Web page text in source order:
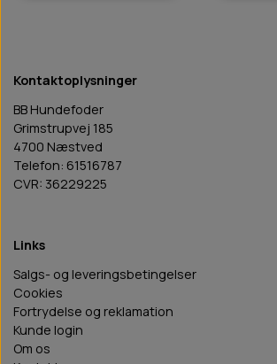
Kontaktoplysninger
BB Hundefoder
Grimstrupvej 185
4700 Næstved
Telefon: 61516787
CVR: 36229225
Links
Salgs- og leveringsbetingelser
Cookies
Fortrydelse og reklamation
Kunde login
Om os